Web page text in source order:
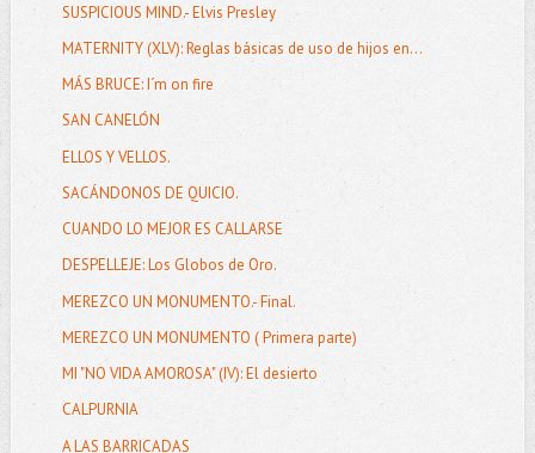
SUSPICIOUS MIND.- Elvis Presley
MATERNITY (XLV): Reglas básicas de uso de hijos en...
MÁS BRUCE: I´m on fire
SAN CANELÓN
ELLOS Y VELLOS.
SACÁNDONOS DE QUICIO.
CUANDO LO MEJOR ES CALLARSE
DESPELLEJE: Los Globos de Oro.
MEREZCO UN MONUMENTO.- Final.
MEREZCO UN MONUMENTO ( Primera parte)
MI "NO VIDA AMOROSA" (IV): El desierto
CALPURNIA
A LAS BARRICADAS